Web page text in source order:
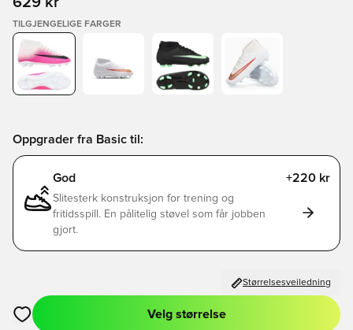
TILGJENGELIGE FARGER
Oppgrader fra Basic til:
God +220 kr
Slitesterk konstruksjon for trening og
fritidsspill. En pålitelig støvel som får jobben
gjort.
Størrelsesveiledning
Åpner en Modal for å logge inn eller registrere deg som
Velg størrelse